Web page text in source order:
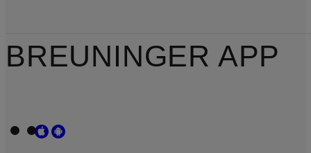
BREUNINGER APP